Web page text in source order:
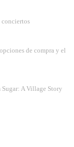
conciertos
de compra y el
A Village Story